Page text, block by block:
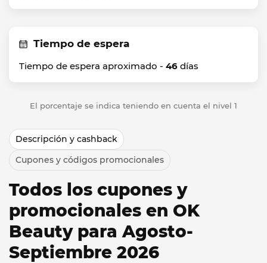
Tiempo de espera
Tiempo de espera aproximado - 46 días
El porcentaje se indica teniendo en cuenta el nivel 1
Descripción y cashback
Cupones y códigos promocionales
Todos los cupones y
promocionales en OK
Beauty para Agosto-
Septiembre 2026